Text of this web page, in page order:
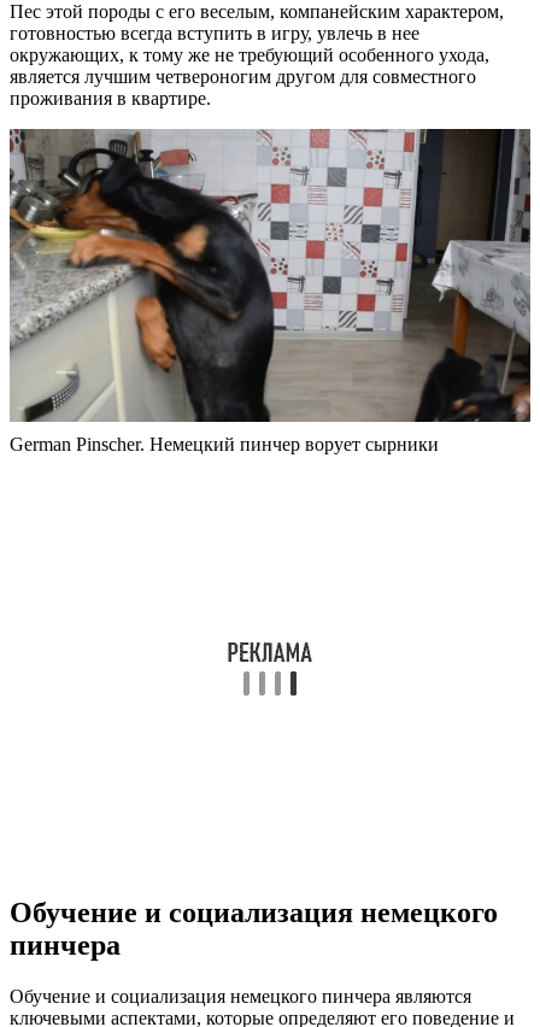
Пес этой породы с его веселым, компанейским характером,
готовностью всегда вступить в игру, увлечь в нее
окружающих, к тому же не требующий особенного ухода,
является лучшим четвероногим другом для совместного
проживания в квартире.
German Pinscher. Немецкий пинчер ворует сырники
Обучение и социализация немецкого
пинчера
Обучение и социализация немецкого пинчера являются
ключевыми аспектами, которые определяют его поведение и